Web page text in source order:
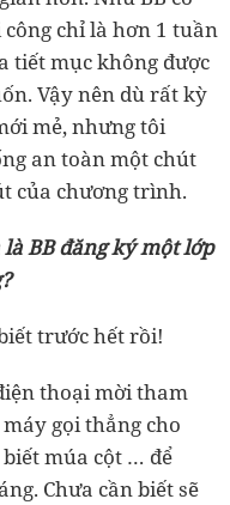
chỉ là hơn 1 tuần
tiết mục không được
Vậy nên dù rất kỳ
mẻ, nhưng tôi
an toàn một chút
của chương trình.
BB đăng ký một lớp
trước hết rồi!
thoại mời tham
gọi thẳng cho
múa cột … để
Chưa cần biết sẽ